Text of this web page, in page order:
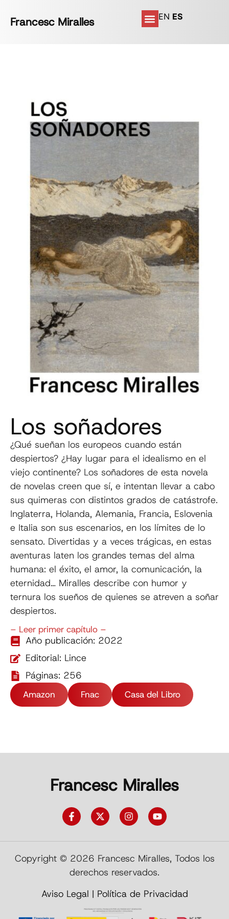
Francesc Miralles EN ES
Los soñadores
¿Qué sueñan los europeos cuando están
despiertos? ¿Hay lugar para el idealismo en el
viejo continente? Los soñadores de esta novela
de novelas creen que sí, e intentan llevar a cabo
sus quimeras con distintos grados de catástrofe.
Inglaterra, Holanda, Alemania, Francia, Eslovenia
e Italia son sus escenarios, en los límites de lo
sensato. Divertidas y a veces trágicas, en estas
aventuras laten los grandes temas del alma
humana: el éxito, el amor, la comunicación, la
eternidad… Miralles describe con humor y
ternura los sueños de quienes se atreven a soñar
despiertos.
– Leer primer capítulo –
Año publicación: 2022
Editorial: Lince
Páginas: 256
Amazon Fnac Casa del Libro
Francesc Miralles
Copyright © 2026 Francesc Miralles, Todos los
derechos reservados.
Aviso Legal | Política de Privacidad